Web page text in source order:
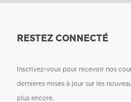
RESTEZ CONNECTÉ
Inscrivez-vous pour recevoir nos
dernières mises à jour sur les
plus encore.